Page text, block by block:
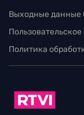
Выходные данные
Политика